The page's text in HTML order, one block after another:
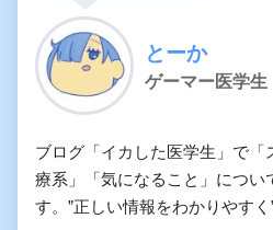
とーか
ゲーマー医学生
ブログ「イカした医学生」で「
療系」「気になること」につい
す。”正しい情報をわかりやすく